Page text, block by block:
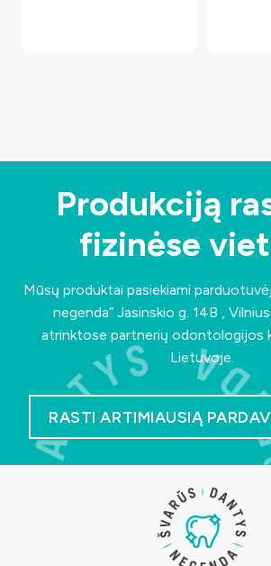
Produkciją
fizinėse
Mūsų produktai pasiekiami
negenda” Jasinskio g. 14B ,
atrinktose partnerių odontologijos
Lietuvoje.
RASTI ARTIMIAUSIĄ